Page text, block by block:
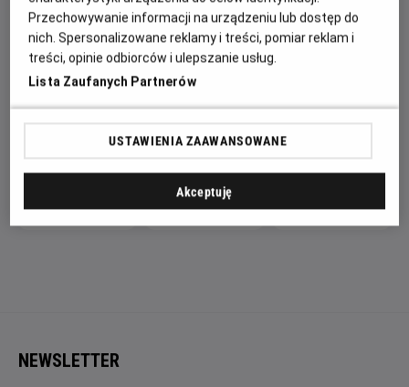
ZAPROŚ ZNAJOMYCH
Facebook Messenger WhatsApp
NEWSLETTER
Przechowywanie informacji na urządzeniu lub dostęp do
nich. Spersonalizowane reklamy i treści, pomiar reklam i
treści, opinie odbiorców i ulepszanie usług.
Lista Zaufanych Partnerów
USTAWIENIA ZAAWANSOWANE
Akceptuję